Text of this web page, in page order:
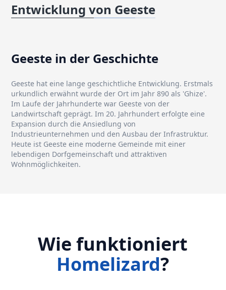
Entwicklung von Geeste
Geeste in der Geschichte
Geeste hat eine lange geschichtliche Entwicklung. Erstmals
urkundlich erwähnt wurde der Ort im Jahr 890 als 'Ghize'.
Im Laufe der Jahrhunderte war Geeste von der
Landwirtschaft geprägt. Im 20. Jahrhundert erfolgte eine
Expansion durch die Ansiedlung von
Industrieunternehmen und den Ausbau der Infrastruktur.
Heute ist Geeste eine moderne Gemeinde mit einer
lebendigen Dorfgemeinschaft und attraktiven
Wohnmöglichkeiten.
Wie funktioniert
Homelizard?